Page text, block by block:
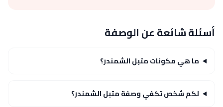
أسئلة شائعة عن الوصفة
ما هي مكونات متبل الشمندر؟
لكم شخص تكفي وصفة متبل الشمندر؟